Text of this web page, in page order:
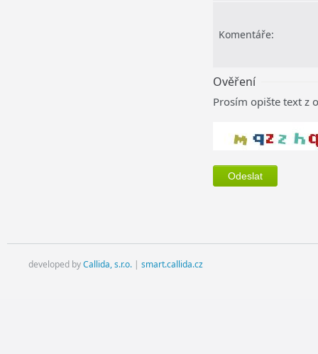
Komentáře:
Ověření
Prosím opište text z
developed byCallida, s.r.o.| smart.callida.cz